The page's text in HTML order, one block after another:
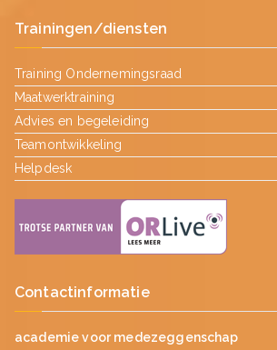
Trainingen/diensten
Training Ondernemingsraad
Maatwerktraining
Advies en begeleiding
Teamontwikkeling
Helpdesk
Contactinformatie
academie voor medezeggenschap